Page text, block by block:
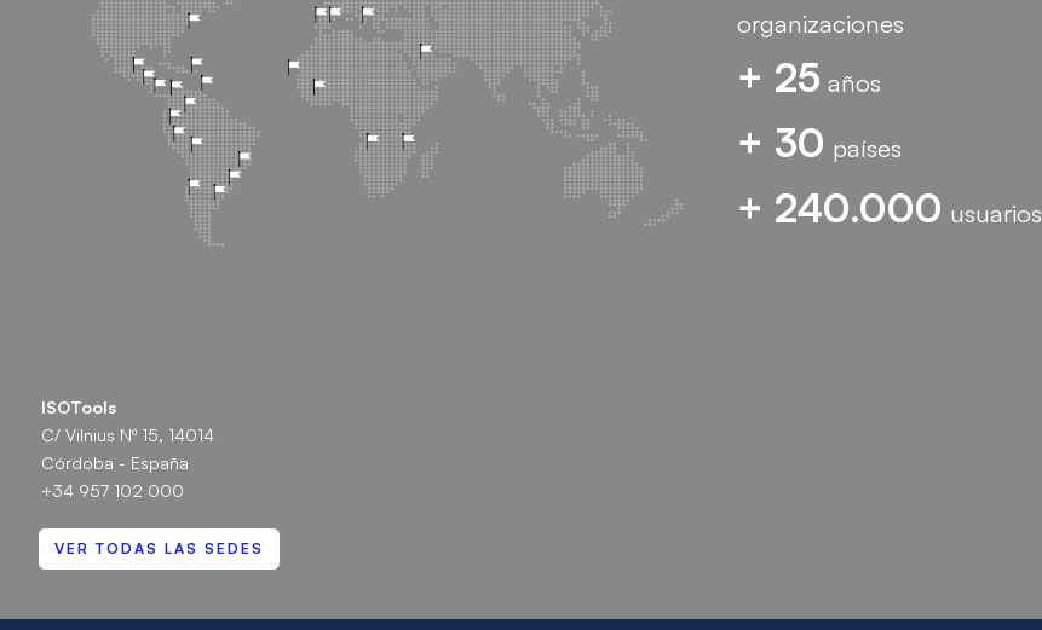
organizaciones
+ 25 años
+ 30 países
+ 240.000 usuarios
ISOTools
C/ Vilnius Nº 15, 14014
Córdoba - España
+34 957 102 000
VER TODAS LAS SEDES